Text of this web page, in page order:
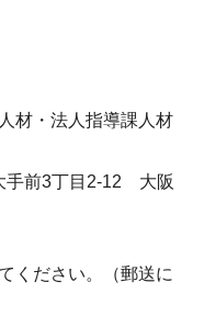
材・法人指導課人材
手前3丁目2-12 大阪
ください。（郵送に